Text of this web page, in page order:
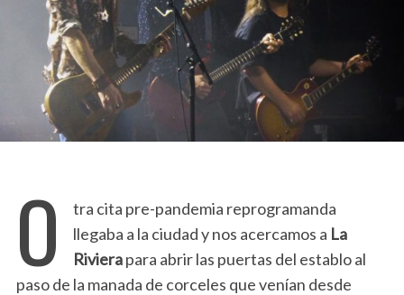
O
tra cita pre-pandemia reprogramanda
llegaba a la ciudad y nos acercamos a La
Rivierapara abrir las puertas del establo al
paso de la manada de corceles que venían desde